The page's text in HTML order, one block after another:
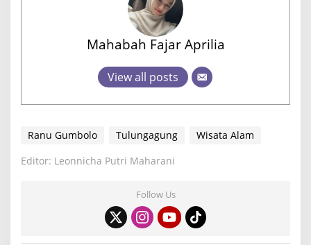
Mahabah Fajar Aprilia
View all posts
Ranu Gumbolo Tulungagung
Wisata Alam
Editor: Leonnicha Putri Maharani
Follow Us